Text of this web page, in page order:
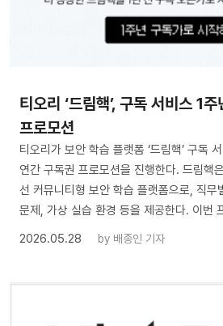
티오리 ‘드림핵’, 구독 서비스 1
프로모션
티오리가 보안 학습 플랫폼 ‘드림핵’ 구독
연간 구독권 프로모션을 진행한다. 드림핵
선 커뮤니티형 보안 학습 플랫폼으로, 직무
문제, 가상 실습 환경 등을 제공한다. 이번
2026.05.28
by 배종인 기자